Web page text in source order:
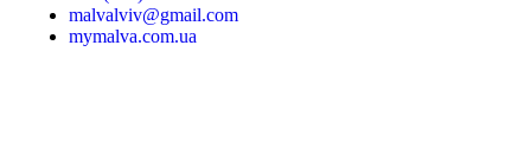
malvalviv@gmail.com
mymalva.com.ua